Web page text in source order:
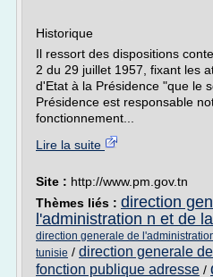
Historique
Il ressort des dispositions
2 du 29 juillet 1957, fixant les
d'Etat à la Présidence "que le
Présidence est responsable
fonctionnement...
Lire la suite
Site : http://www.pm.gov.tn
Thèmes liés : direction
l'administration n et de
direction generale de
tunisie / direction generale
fonction publique adresse /